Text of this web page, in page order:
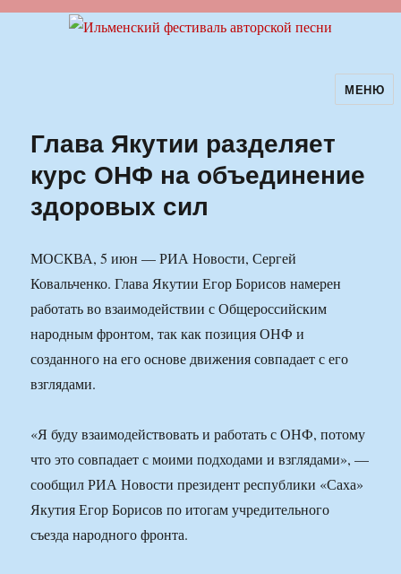
Ильменский фестиваль авторскойМЕНЮ
Глава Якутии разделяет
курс ОНФ на объединение
здоровых сил
МОСКВА, 5 июн — РИА Новости, Сергей
Ковальченко. Глава Якутии Егор Борисов намерен
работать во взаимодействии с Общероссийским
народным фронтом, так как позиция ОНФ и
созданного на его основе движения совпадает с его
взглядами.
«Я буду взаимодействовать и работать с ОНФ, потому
что это совпадает с моими подходами и взглядами», —
сообщил РИА Новости президент республики «Саха»
Якутия Егор Борисов по итогам учредительного
съезда народного фронта.